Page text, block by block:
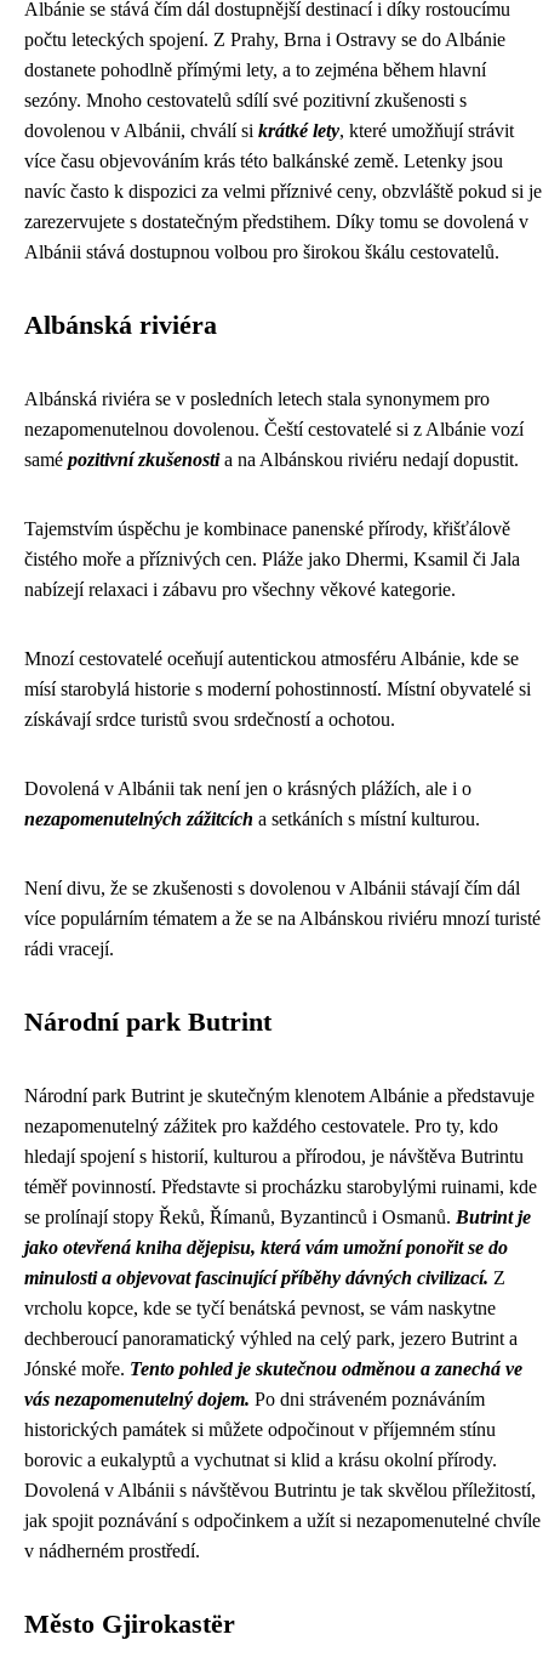
Albánie se stává čím dál dostupnější destinací i díky rostoucímu
počtu leteckých spojení. Z Prahy, Brna i Ostravy se do Albánie
dostanete pohodlně přímými lety, a to zejména během hlavní
sezóny. Mnoho cestovatelů sdílí své pozitivní zkušenosti s
dovolenou v Albánii, chválí si krátké lety, které umožňují strávit
více času objevováním krás této balkánské země. Letenky jsou
navíc často k dispozici za velmi příznivé ceny, obzvláště pokud si je
zarezervujete s dostatečným předstihem. Díky tomu se dovolená v
Albánii stává dostupnou volbou pro širokou škálu cestovatelů.
Albánská riviéra
Albánská riviéra se v posledních letech stala synonymem pro
nezapomenutelnou dovolenou. Čeští cestovatelé si z Albánie vozí
samé pozitivní zkušenostia na Albánskou riviéru nedají dopustit.
Tajemstvím úspěchu je kombinace panenské přírody, křišťálově
čistého moře a příznivých cen. Pláže jako Dhermi, Ksamil či Jala
nabízejí relaxaci i zábavu pro všechny věkové kategorie.
Mnozí cestovatelé oceňují autentickou atmosféru Albánie, kde se
mísí starobylá historie s moderní pohostinností. Místní obyvatelé si
získávají srdce turistů svou srdečností a ochotou.
Dovolená v Albánii tak není jen o krásných plážích, ale i o
nezapomenutelných zážitcích a setkáních s místní kulturou.
Není divu, že se zkušenosti s dovolenou v Albánii stávají čím dál
více populárním tématem a že se na Albánskou riviéru mnozí turisté
rádi vracejí.
Národní park Butrint
Národní park Butrint je skutečným klenotem Albánie a představuje
nezapomenutelný zážitek pro každého cestovatele. Pro ty, kdo
hledají spojení s historií, kulturou a přírodou, je návštěva Butrintu
téměř povinností. Představte si procházku starobylými ruinami, kde
se prolínají stopy Řeků, Římanů, Byzantinců i Osmanů. Butrint je
jako otevřená kniha dějepisu, která vám umožní ponořit se do
minulosti a objevovat fascinující příběhy dávných civilizací. Z
vrcholu kopce, kde se tyčí benátská pevnost, se vám naskytne
dechberoucí panoramatický výhled na celý park, jezero Butrint a
Jónské moře. Tento pohled je skutečnou odměnou a zanechá ve
vás nezapomenutelný dojem. Po dni stráveném poznáváním
historických památek si můžete odpočinout v příjemném stínu
borovic a eukalyptů a vychutnat si klid a krásu okolní přírody.
Dovolená v Albánii s návštěvou Butrintu je tak skvělou příležitostí,
jak spojit poznávání s odpočinkem a užít si nezapomenutelné chvíle
v nádherném prostředí.
Město Gjirokastër